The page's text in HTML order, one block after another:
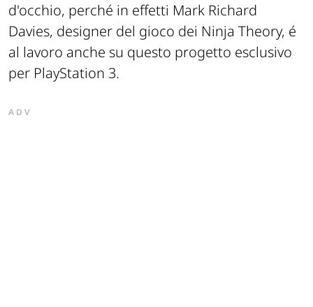
d'occhio, perché in effetti Mark Richard
Davies, designer del gioco dei Ninja Theory, é
al lavoro anche su questo progetto esclusivo
per PlayStation 3.
ADV